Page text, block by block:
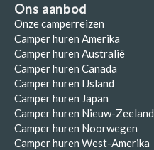
Ons aanbod
Onze camperreizen
Camper huren Amerika
Camper huren Australië
Camper huren Canada
Camper huren IJsland
Camper huren Japan
Camper huren Nieuw-Zeeland
Camper huren Noorwegen
Camper huren West-Amerika